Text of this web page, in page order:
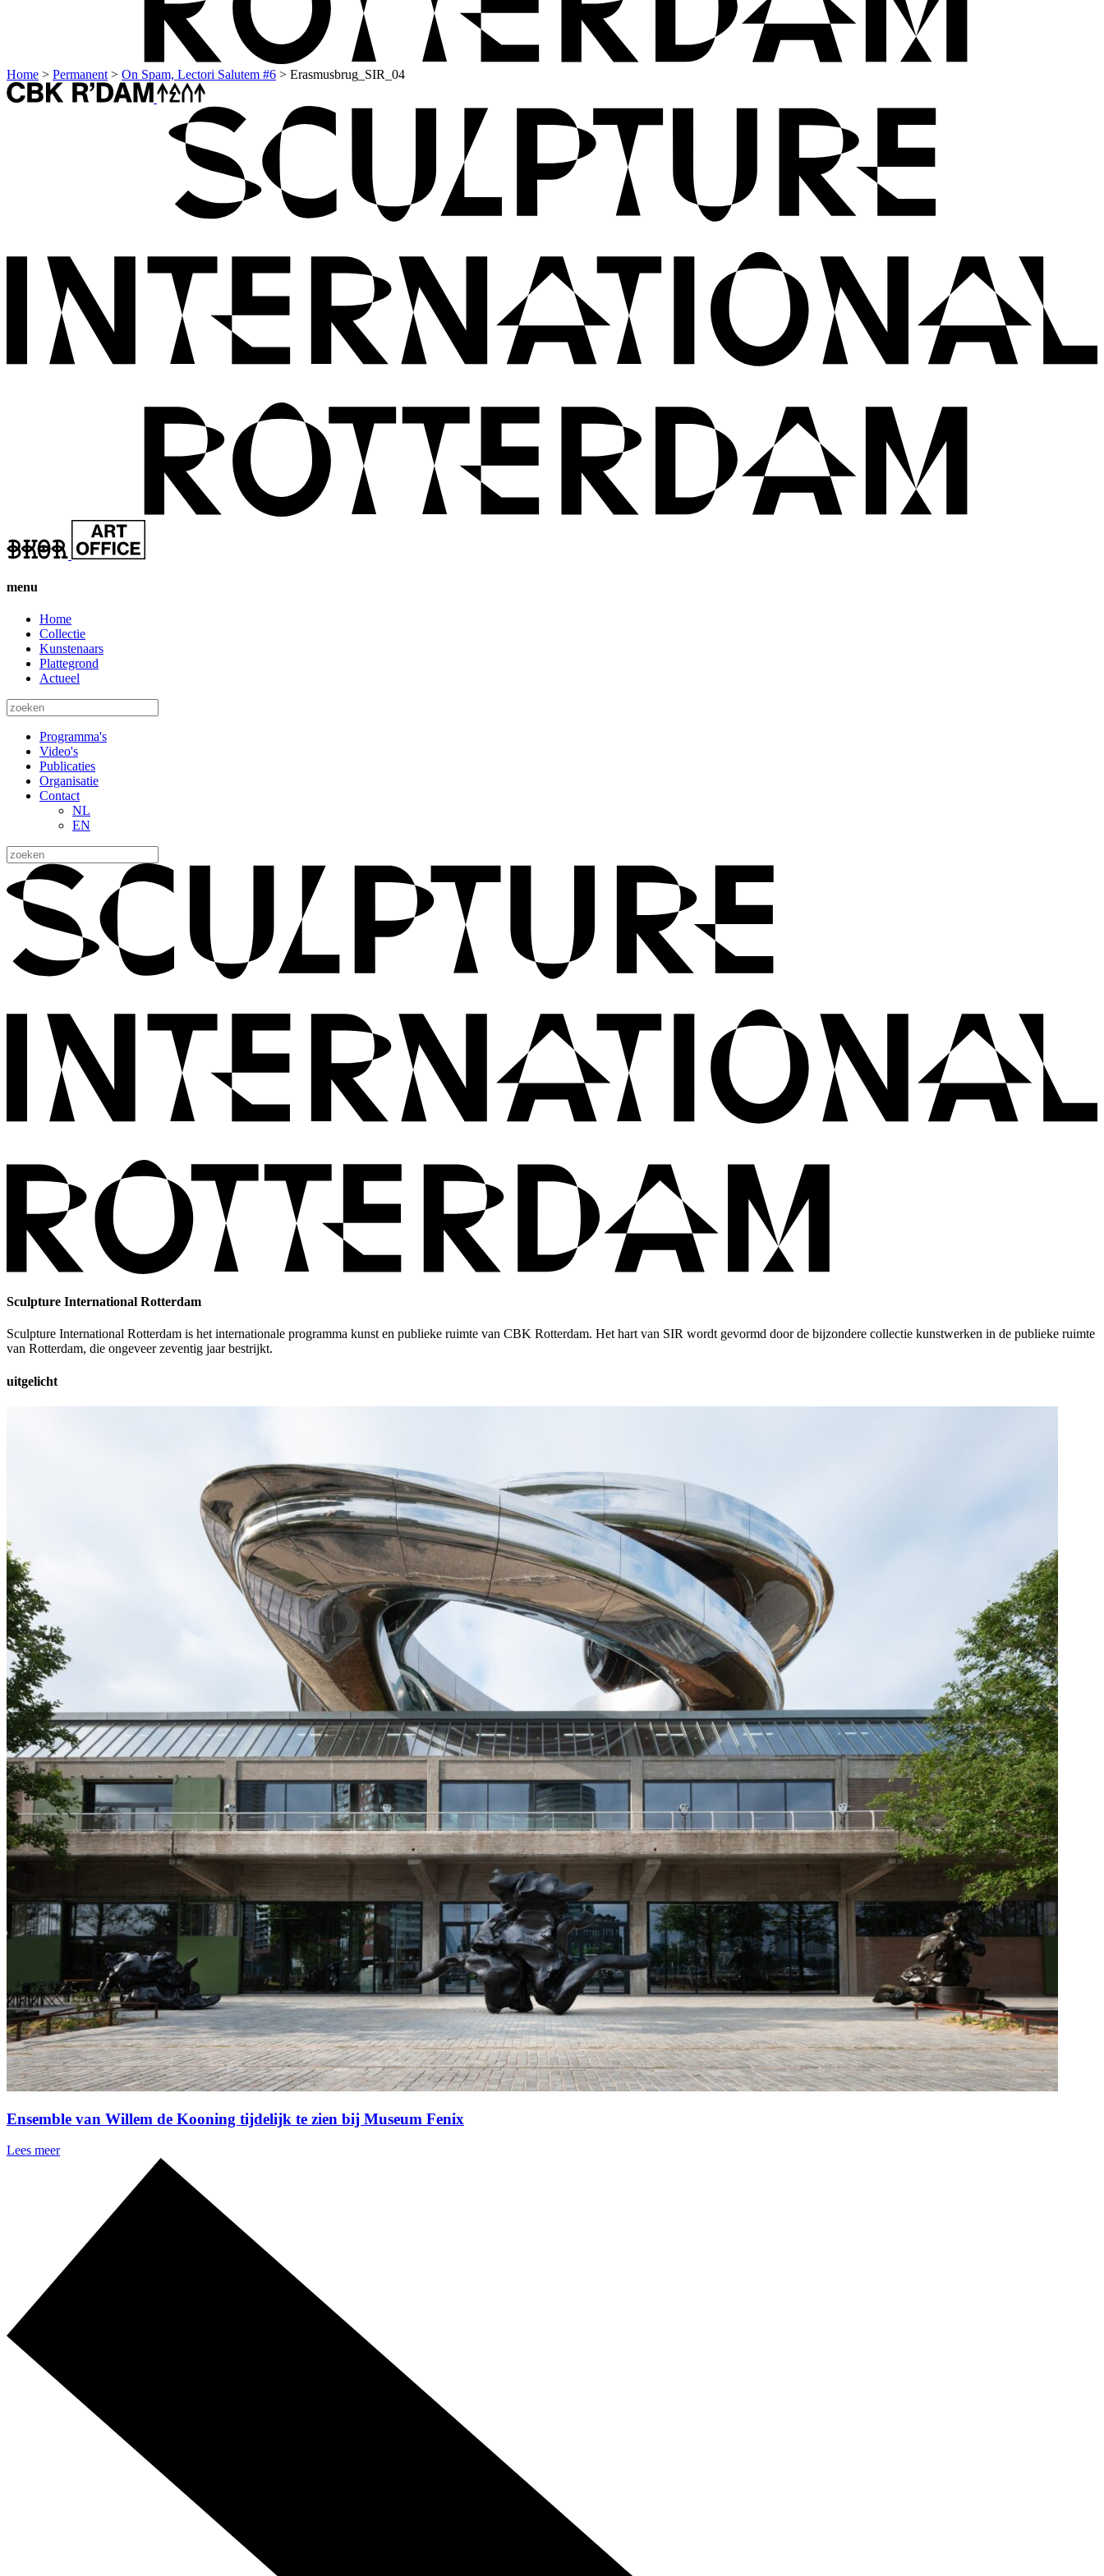
Home > Permanent > On Spam, Lectori Salutem #6 > Erasmusbrug_SIR_04
menu
Home
Collectie
Kunstenaars
Plattegrond
Actueel
Programma's
Video's
Publicaties
Organisatie
Contact
NL
EN
Sculpture International Rotterdam
Sculpture International Rotterdam is het internationale programma kunst en publieke ruimte van CBK Rotterdam. Het hart van SIR wordt gevormd door de bijzondere collectie kunstwerken in de publieke ruimte
van Rotterdam, die ongeveer zeventig jaar bestrijkt.
uitgelicht
Ensemble van Willem de Kooning tijdelijk te zien bij Museum Fenix
Lees meer